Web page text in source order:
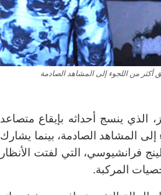
أكثر من اللجوء إلى المشاهد الصادمة
الذي ينسج أحداثه بإيقاع متصاعد
المشاهد الصادمة، بينما يشارك
فرانشيوسي، التي لفتت الأنظار
المركبة.